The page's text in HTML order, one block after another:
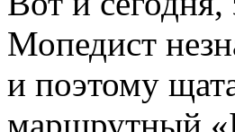
Мопедист
и поэтому